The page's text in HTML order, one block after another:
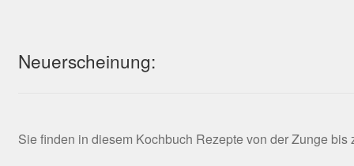
Neuerscheinung:
Sie finden in diesem Kochbuch Rezepte von der Zunge